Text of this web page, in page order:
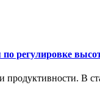
регулировке
В